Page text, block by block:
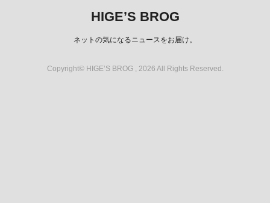
HIGE’S BROG
ネットの気になるニュースをお届け。
Copyright© HIGE’S BROG , 2026 All Rights Reserved.